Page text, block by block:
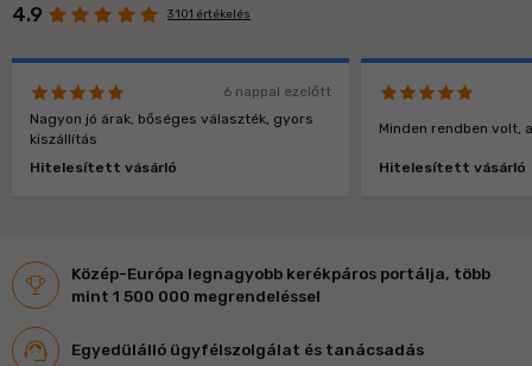
4.9 3 101 értékelés
6 nappal ezelőtt
Nagyon jó árak, bőséges választék, gyors
kiszállítás
Hitelesített vásárló
Minden rendben volt,
Hitelesített vásárló
Közép-Európa legnagyobb kerékpáros portálja, több
mint 1 500 000 megrendeléssel
Egyedülálló ügyfélszolgálat és tanácsadás